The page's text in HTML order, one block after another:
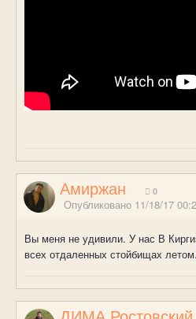
Амиржан 0
Опубликовано 11/18/17
Вы меня не удивили. У нас В
всех отдаленных стойбищах летом.